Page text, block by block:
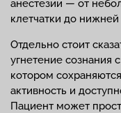
анестезии — от
клетчатки до
Отдельно стоит
угнетение
котором
активность и
Пациент может